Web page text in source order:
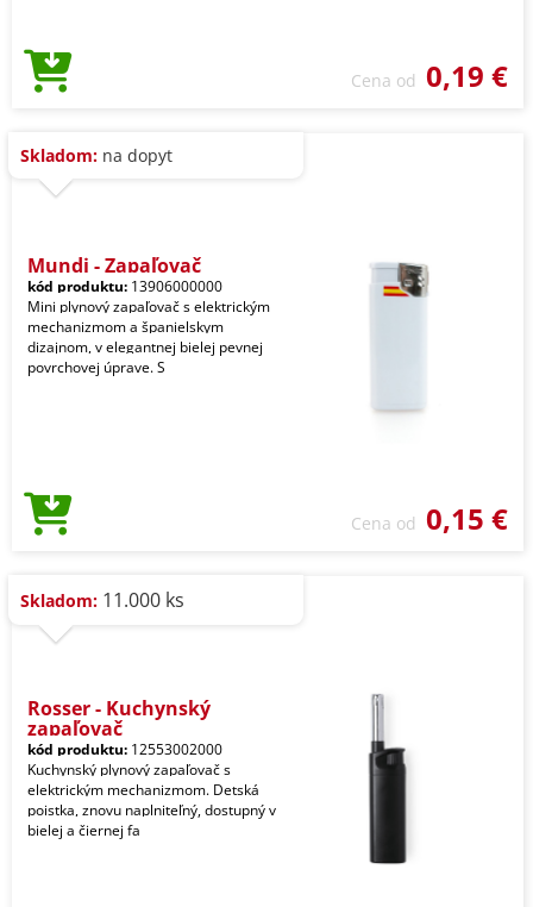
Cena od 0,19 €
Skladom: na dopyt
Mundi - Zapaľovač
kód produktu: 13906000000
Mini plynový zapaľovač s elektrickým
mechanizmom a španielskym
dizajnom, v elegantnej bielej pevnej
povrchovej úprave. S
Cena od 0,15 €
Skladom: 11.000 ks
Rosser - Kuchynský
zapaľovač
kód produktu: 12553002000
Kuchynský plynový zapaľovač s
elektrickým mechanizmom. Detská
poistka, znovu naplniteľný, dostupný v
bielej a čiernej fa